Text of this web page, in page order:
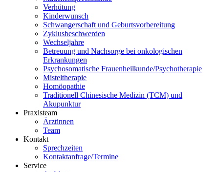
Verhütung
Kinderwunsch
Schwangerschaft und Geburtsvorbereitung
Zyklusbeschwerden
Wechseljahre
Betreuung und Nachsorge bei onkologischen
Erkrankungen
Psychosomatische Frauenheilkunde/Psychotherapie
Misteltherapie
Homöopathie
Traditionell Chinesische Medizin (TCM) und
Akupunktur
Praxisteam
Ärztinnen
Team
Kontakt
Sprechzeiten
Kontaktanfrage/Termine
Service